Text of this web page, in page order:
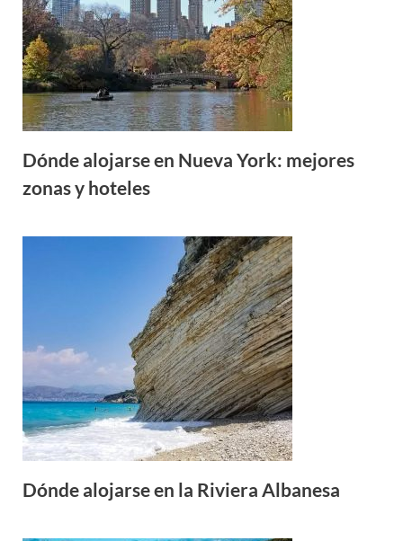
Dónde alojarse en Nueva York: mejores
zonas y hoteles
Dónde alojarse en la Riviera Albanesa